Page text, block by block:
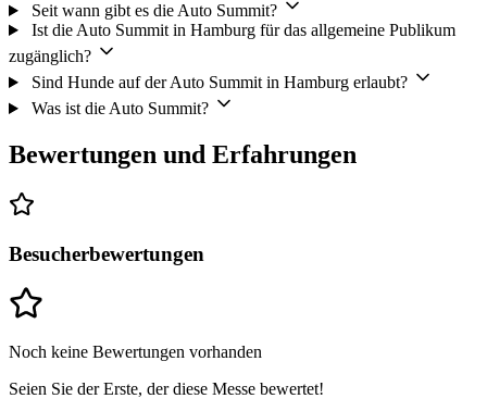
Seit wann gibt es die Auto Summit?
Ist die Auto Summit in Hamburg für das allgemeine Publikum
zugänglich?
Sind Hunde auf der Auto Summit in Hamburg erlaubt?
Was ist die Auto Summit?
Bewertungen und Erfahrungen
Besucherbewertungen
Noch keine Bewertungen vorhanden
Seien Sie der Erste, der diese Messe bewertet!